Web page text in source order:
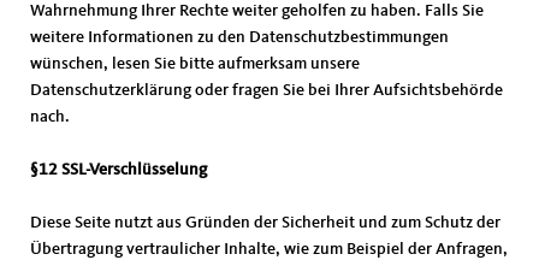
Wahrnehmung Ihrer Rechte weiter geholfen zu haben. Falls Sie
weitere Informationen zu den Datenschutzbestimmungen
wünschen, lesen Sie bitte aufmerksam unsere
Datenschutzerklärung oder fragen Sie bei Ihrer Aufsichtsbehörde
nach.
§12 SSL-Verschlüsselung
Diese Seite nutzt aus Gründen der Sicherheit und zum Schutz der
Übertragung vertraulicher Inhalte, wie zum Beispiel der Anfragen,